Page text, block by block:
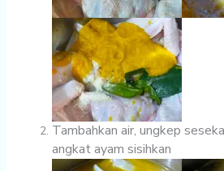
Tambahkan air, ungkep
angkat ayam sisihkan